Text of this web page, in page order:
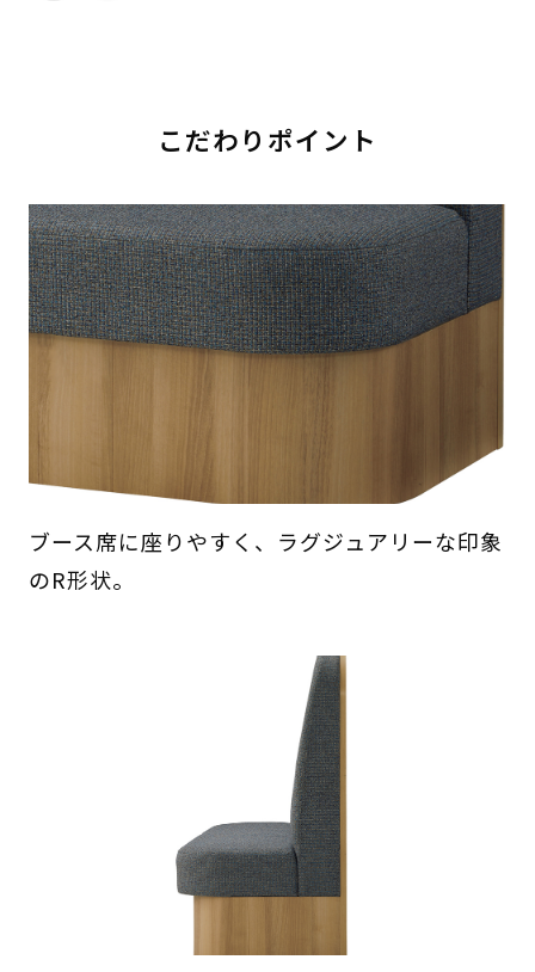
こだわりポイント
ブース席に座りやすく、ラグジュアリーな印象
のR形状。